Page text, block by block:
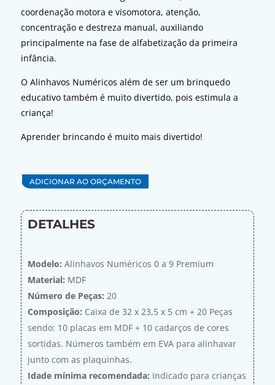
coordenação motora e visomotora, atenção,
concentração e destreza manual, auxiliando
principalmente na fase de alfabetização da primeira
infância.
O Alinhavos Numéricos além de ser um brinquedo
educativo também é muito divertido, pois estimula a
criança!
Aprender brincando é muito mais divertido!
ADICIONAR AO ORÇAMENTO
DETALHES
Modelo: Alinhavos Numéricos 0 a 9 Premium
Material: MDF
Número de Peças: 20
Composição: Caixa de 32 x 23,5 x 5 cm + 20 Peças
sendo: 10 placas em MDF + 10 cadarços de cores
sortidas. Números também em EVA para alinhavar
junto com as plaquinhas.
Idade mínima recomendada: Indicado para crianças